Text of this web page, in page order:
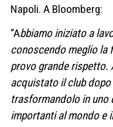
Napoli. A Bloomberg:
“Abbiamo iniziato a
conoscendo meglio la
provo grande rispetto.
acquistato il club
trasformandolo in uno
importanti al mondo e